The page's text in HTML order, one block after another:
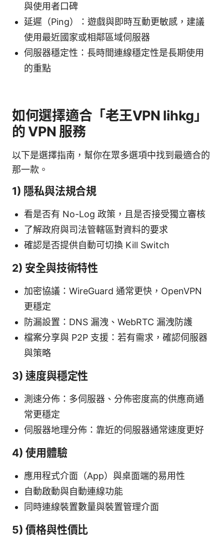
與使用者口碑
延遲（Ping）：遊戲與即時互動更敏感，建議
使用最近國家或相鄰區域伺服器
伺服器穩定性：長時間連線穩定性是長期使用
的重點
如何選擇適合「老王VPN lihkg」
的 VPN 服務
以下是選擇指南，幫你在眾多選項中找到最適合的
那一款。
1) 隱私與法規合規
看是否有 No-Log 政策，且是否接受獨立審核
了解政府與司法管轄區對資料的要求
確認是否提供自動可切換 Kill Switch
2) 安全與技術特性
加密協議：WireGuard 通常更快，OpenVPN
更穩定
防漏設置：DNS 漏洩、WebRTC 漏洩防護
檔案分享與 P2P 支援：若有需求，確認伺服器
與策略
3) 速度與穩定性
測速分佈：多伺服器、分佈密度高的供應商通
常更穩定
伺服器地理分佈：靠近的伺服器通常速度更好
4) 使用體驗
應用程式介面（App）與桌面端的易用性
自動啟動與自動連線功能
同時連線裝置數量與裝置管理介面
5) 價格與性價比